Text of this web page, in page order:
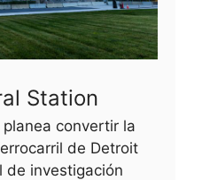
Station
convertir la
de Detroit
de investigación